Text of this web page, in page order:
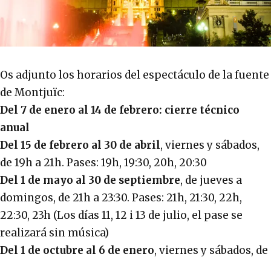
Os adjunto los horarios del espectáculo de la fuente
de Montjuïc:
Del 7 de enero al 14 de febrero: cierre técnico
anual
Del 15 de febrero al 30 de abril, viernes y sábados,
de 19h a 21h. Pases: 19h, 19:30, 20h, 20:30
Del 1 de mayo al 30 de septiembre, de jueves a
domingos, de 21h a 23:30. Pases: 21h, 21:30, 22h,
22:30, 23h (Los días 11, 12 i 13 de julio, el pase se
realizará sin música)
Del 1 de octubre al 6 de enero, viernes y sábados, de